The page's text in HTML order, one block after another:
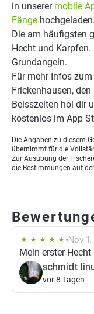
in unserer mobile
Fänge hochgeladen.
Die am häufigsten
Hecht und
Grundangeln.
Für mehr Infos
Frickenhausen,
Beisszeiten hol dir
kostenlos im App
Die Angaben zu diesem
übernimmt für die
Zur Ausübung der
die Bestimmungen auf
Nov
Mein erster Hecht
schmidt
vor 8 Tagen